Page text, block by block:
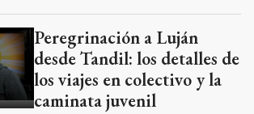
Peregrinación a Luján
desde Tandil: los detalles de
los viajes en colectivo y la
caminata juvenil